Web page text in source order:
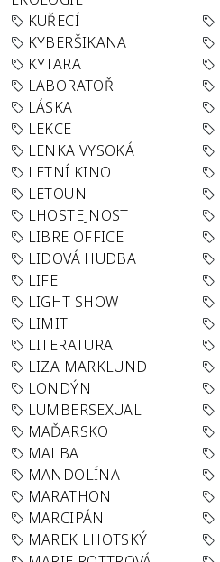
KUŘECÍ
KYBERŠIKANA
KYTARA
LABORATOŘ
LÁSKA
LEKCE
LENKA VYSOKÁ
LETNÍ KINO
LETOUN
LHOSTEJNOST
LIBRE OFFICE
LIDOVÁ HUDBA
LIFE
LIGHT SHOW
LIMIT
LITERATURA
LIZA MARKLUND
LONDÝN
LUMBERSEXUAL
MAĎARSKO
MALBA
MANDOLÍNA
MARATHON
MARCIPÁN
MAREK LHOTSKÝ